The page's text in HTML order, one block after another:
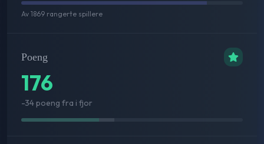
Av 1869 rangerte spillere
Poeng
176
-34 poeng fra i fjor